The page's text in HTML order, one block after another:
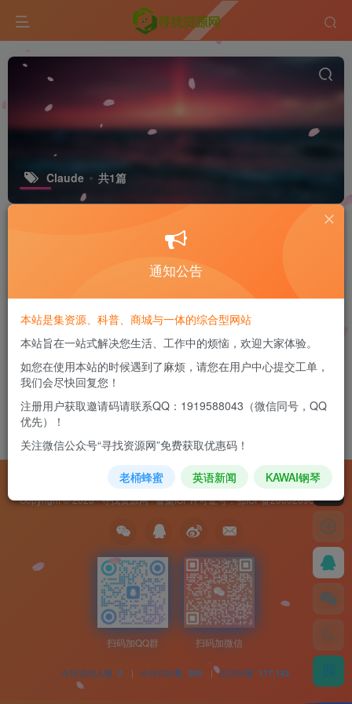
Claude 共1篇
付费资源 5 科学技术
5个月前
免责声明 广告合作 隐私协议
Copyright © 2026 ·寻找资源网· 备案ICP许可证号：鄂ICP备20002690号-8
扫码加QQ群 扫码加微信
今日访问人数 2 | 今日访问量 205 | 总访问量 117,143
通知公告
本站是集资源、科普、商城与一体的综合型网站
本站旨在一站式解决您生活、工作中的烦恼，欢迎大家体验。
如您在使用本站的时候遇到了麻烦，请您在用户中心提交工单，
我们会尽快回复您！
注册用户获取邀请码请联系QQ：1919588043（微信同号，QQ
优先）！
关注微信公众号“寻找资源网”免费获取优惠码！
老桶蜂蜜 英语新闻 KAWAI钢琴